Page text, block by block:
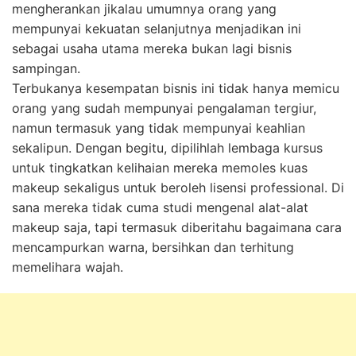
mengherankan jikalau umumnya orang yang
mempunyai kekuatan selanjutnya menjadikan ini
sebagai usaha utama mereka bukan lagi bisnis
sampingan.
Terbukanya kesempatan bisnis ini tidak hanya memicu
orang yang sudah mempunyai pengalaman tergiur,
namun termasuk yang tidak mempunyai keahlian
sekalipun. Dengan begitu, dipilihlah lembaga kursus
untuk tingkatkan kelihaian mereka memoles kuas
makeup sekaligus untuk beroleh lisensi professional. Di
sana mereka tidak cuma studi mengenal alat-alat
makeup saja, tapi termasuk diberitahu bagaimana cara
mencampurkan warna, bersihkan dan terhitung
memelihara wajah.